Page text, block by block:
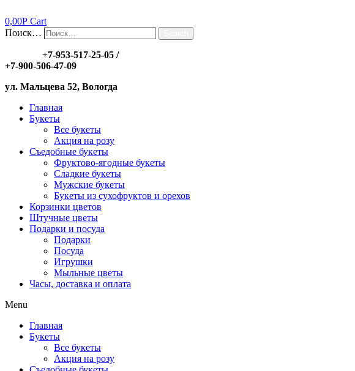
0,00Р Cart
Поиск…
+7-953-517-25-05 /
+7-900-506-47-09
ул. Мальцева 52, Вологда
Главная
Букеты
Все букеты
Акция на розу
Съедобные букеты
Фруктово-ягодные букеты
Сладкие букеты
Мужские букеты
Букеты из сухофруктов и орехов
Корзинки цветов
Штучные цветы
Подарки и посуда
Подарки
Посуда
Игрушки
Мыльные цветы
Часы, доставка и оплата
Menu
Главная
Букеты
Все букеты
Акция на розу